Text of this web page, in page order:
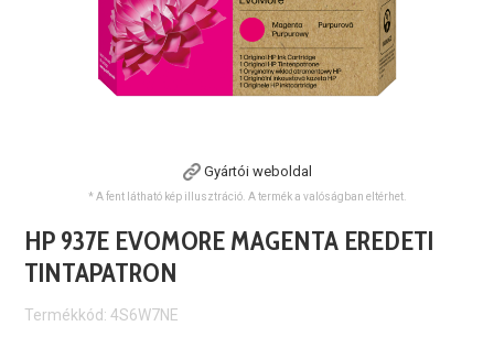
Gyártói weboldal
* A fent látható kép illusztráció. A termék a valóságban eltérhet.
HP 937E EVOMORE MAGENTA EREDETI
TINTAPATRON
Termékkód: 4S6W7NE